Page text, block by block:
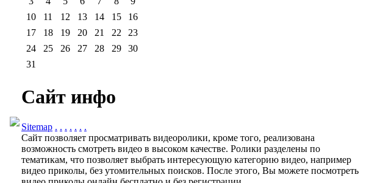
10
11 12 13 14 15
16
17
18 19 20 21 22
23
24
25 26 27 28 29
30
31
Сайт инфо
Sitemap . . . . . . .
Сайт позволяет просматривать видеоролики, кроме того, реализована
возможность смотреть видео в высоком качестве. Ролики разделены по
тематикам, что позволяет выбрать интересующую категорию видео, например
видео приколы, без утомительных поисков. После этого, Вы можете посмотреть